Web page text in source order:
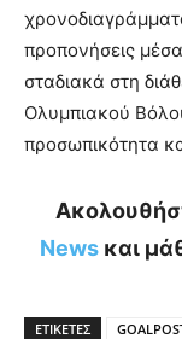
προπονήσεις
σταδιακά στη
Ολυμπιακού
προσωπικότητα
News και
ΕΤΙΚΕΤΕΣ